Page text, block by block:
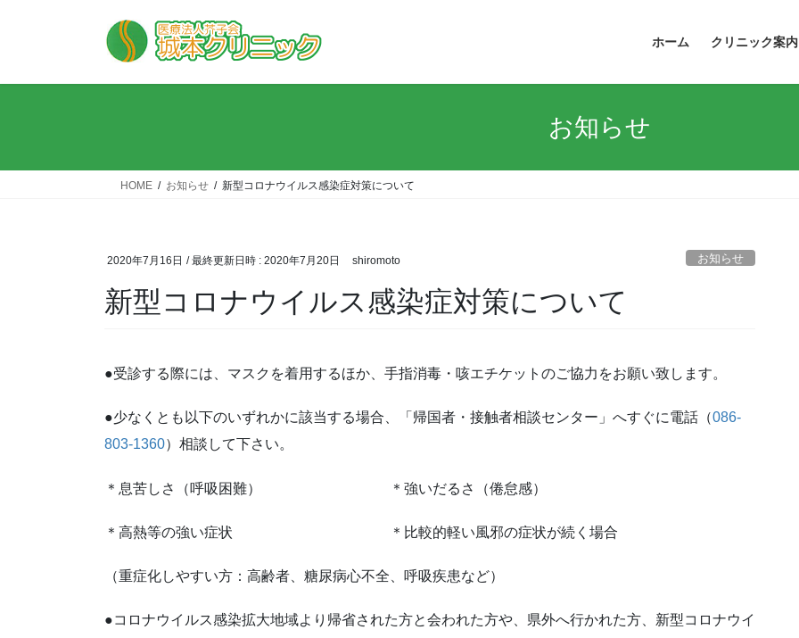
ホーム クリニック案内
お知らせ
HOME お知らせ 新型コロナウイルス感染症対策について
2020年7月16日 / 最終更新日時 : 2020年7月20日 shiromoto お知らせ
新型コロナウイルス感染症対策について
●受診する際には、マスクを着用するほか、手指消毒・咳エチケットのご協力をお願い致します。
●少なくとも以下のいずれかに該当する場合、「帰国者・接触者相談センター」へすぐに電話（086-
803-1360）相談して下さい。
＊息苦しさ（呼吸困難） ＊強いだるさ（倦怠感）
＊高熱等の強い症状 ＊比較的軽い風邪の症状が続く場合
（重症化しやすい方：高齢者、糖尿病心不全、呼吸疾患など）
●コロナウイルス感染拡大地域より帰省された方と会われた方や、県外へ行かれた方、新型コロナウイ